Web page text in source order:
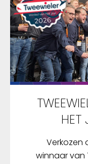
HET
Verkozen
winnaar van